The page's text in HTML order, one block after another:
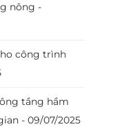
nông -
công trình
tầng hầm
- 09/07/2025